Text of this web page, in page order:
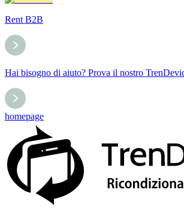
Rent B2B
Hai bisogno di aiuto? Prova il nostro
homepage